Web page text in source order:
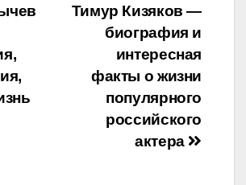
Тимур Кизяков —
биография и
интересная
факты о жизни
популярного
российского
актера